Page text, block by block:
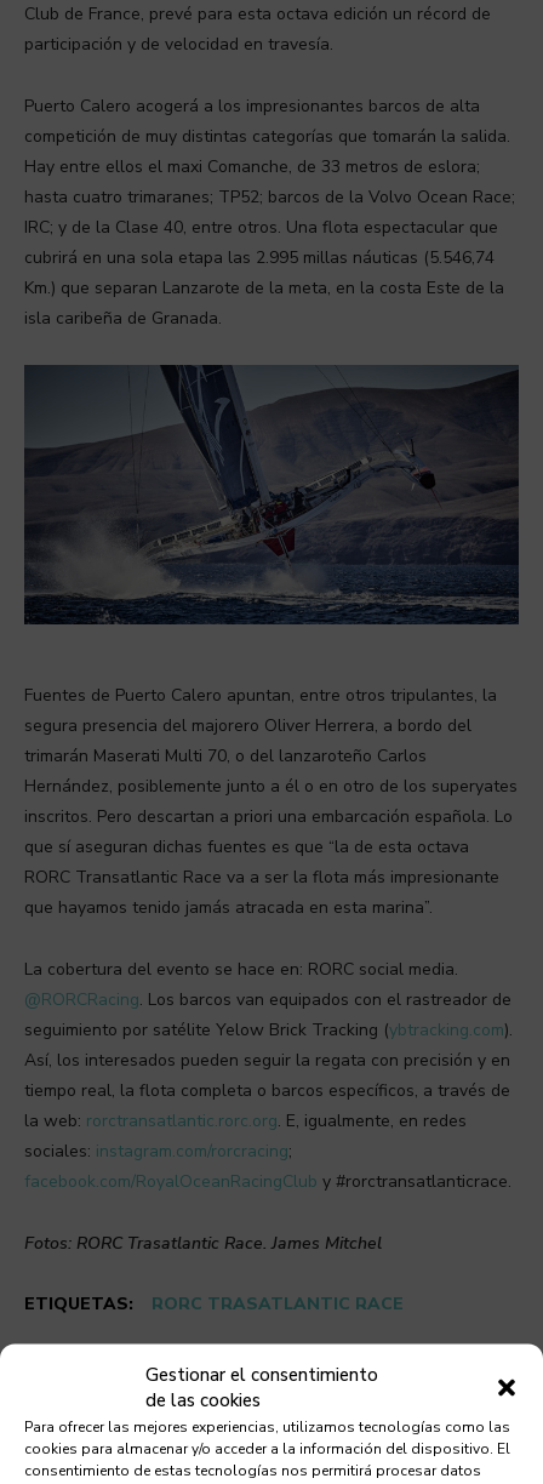
Gestionar el consentimiento
de las cookies
Para ofrecer las mejores experiencias, utilizamos tecnologías como las
cookies para almacenar y/o acceder a la información del dispositivo. El
consentimiento de estas tecnologías nos permitirá procesar datos
Club de France, prevé para esta octava edición un récord de
participación y de velocidad en travesía.
Puerto Calero acogerá a los impresionantes barcos de alta
competición de muy distintas categorías que tomarán la salida.
Hay entre ellos el maxi Comanche, de 33 metros de eslora;
hasta cuatro trimaranes; TP52; barcos de la Volvo Ocean Race;
IRC; y de la Clase 40, entre otros. Una flota espectacular que
cubrirá en una sola etapa las 2.995 millas náuticas (5.546,74
Km.) que separan Lanzarote de la meta, en la costa Este de la
isla caribeña de Granada.
Fuentes de Puerto Calero apuntan, entre otros tripulantes, la
segura presencia del majorero Oliver Herrera, a bordo del
trimarán Maserati Multi 70, o del lanzaroteño Carlos
Hernández, posiblemente junto a él o en otro de los superyates
inscritos. Pero descartan a priori una embarcación española. Lo
que sí aseguran dichas fuentes es que “la de esta octava
RORC Transatlantic Race va a ser la flota más impresionante
que hayamos tenido jamás atracada en esta marina”.
La cobertura del evento se hace en: RORC social media.
@RORCRacing. Los barcos van equipados con el rastreador de
seguimiento por satélite Yelow Brick Tracking (ybtracking.com).
Así, los interesados pueden seguir la regata con precisión y en
tiempo real, la flota completa o barcos específicos, a través de
la web: rorctransatlantic.rorc.org. E, igualmente, en redes
sociales: instagram.com/rorcracing;
facebook.com/RoyalOceanRacingClub y #rorctransatlanticrace.
Fotos: RORC Trasatlantic Race. James Mitchel
ETIQUETAS: RORC TRASATLANTIC RACE